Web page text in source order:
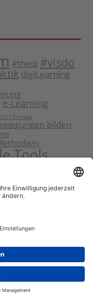
#thedi #visdo
digiLearning
e-Learning
EU / Europa
bilden
n
Tools
lernen